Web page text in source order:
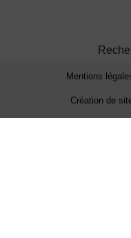
Mentions
Création de